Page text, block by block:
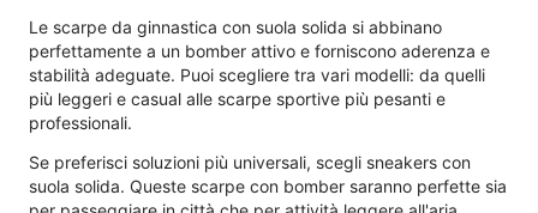
Le scarpe da ginnastica con suola solida si abbinano
perfettamente a un bomber attivo e forniscono aderenza e
stabilità adeguate. Puoi scegliere tra vari modelli: da quelli
più leggeri e casual alle scarpe sportive più pesanti e
professionali.
Se preferisci soluzioni più universali, scegli sneakers con
suola solida. Queste scarpe con bomber saranno perfette sia